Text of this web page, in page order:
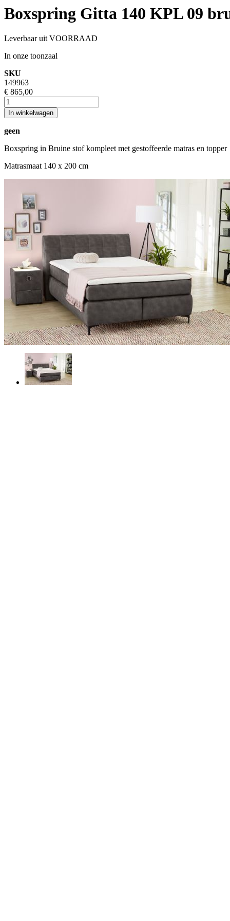
Boxspring Gitta 140 KPL 09
Leverbaar uit VOORRAAD
In onze toonzaal
SKU
149963
€ 865,00
In winkelwagen
geen
Boxspring in Bruine stof kompleet met gestoffeerde matras en topper
Matrasmaat 140 x 200 cm